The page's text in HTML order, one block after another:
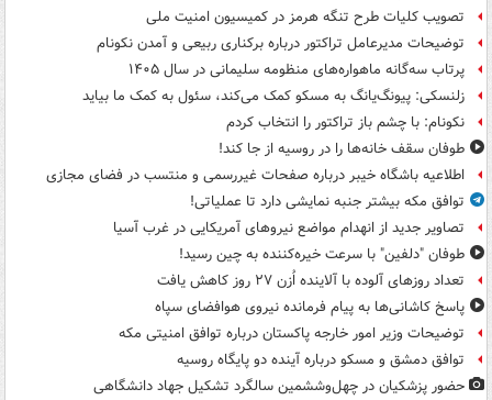
تصویب کلیات طرح تنگه هرمز در کمیسیون امنیت ملی
توضیحات مدیرعامل تراکتور درباره برکناری ربیعی و آمدن نکونام
پرتاب سه‌گانه ماهواره‌های منظومه سلیمانی در سال ۱۴۰۵
زلنسکی: پیونگ‌یانگ به مسکو کمک می‌کند، سئول به کمک ما بیاید
نکونام: با چشم باز تراکتور را انتخاب کردم
طوفان سقف خانه‌ها را در روسیه از جا ‌کند!
اطلاعیه باشگاه خیبر درباره صفحات غیررسمی و منتسب در فضای مجازی
توافق مکه بیشتر جنبه نمایشی دارد تا عملیاتی!
تصاویر جدید از انهدام مواضع نیروهای آمریکایی در غرب آسیا
طوفان "دلفین" با سرعت خیره‌کننده به چین رسید!
تعداد روزهای آلوده با آلاینده اُزن ۲۷ روز کاهش یافت
پاسخ کاشانی‌ها به پیام فرمانده نیروی هوافضای سپاه
توضیحات وزیر امور خارجه پاکستان درباره توافق امنیتی مکه
توافق دمشق و مسکو درباره آینده دو پایگاه روسیه
حضور پزشکیان در چهل‌وششمین سالگرد تشکیل جهاد دانشگاهی